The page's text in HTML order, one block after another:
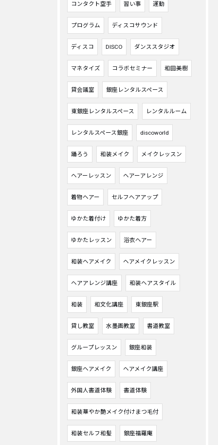
コンタクト空手 習い事 運動
プログラム ディスコサウンド
ディスコ DISCO ダンススタジオ
マネタイズ コラボセミナー 和田美樹
貸会議室 銀座レンタルスペース
東銀座レンタルスペース レンタルルーム
レンタルスペース銀座 discoworld
踊ろう 和装メイク メイクレッスン
ヘアーレッスン ヘアーアレンジ
着物ヘアー セルフヘアアップ
ゆかた着付け ゆかた着方
ゆかたレッスン 浴衣ヘアー
和装ヘアメイク ヘアメイクレッスン
ヘアアレンジ講座 和装ヘアスタイル
和装 和文化講座 東銀座駅
貸し教室 水墨画教室 書道教室
グループレッスン 銀座和装
銀座ヘアメイク ヘアメイク講座
外国人書道体験 書道体験
和装華やか艶メイク付けまつ毛付
和装セルフ和髪 銀座福羅庵